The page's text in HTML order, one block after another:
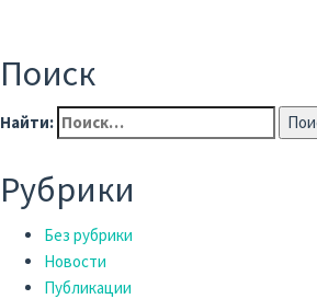
Поиск
Найти:
Рубрики
Без рубрики
Новости
Публикации